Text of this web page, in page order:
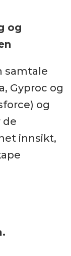
og
samtale
Gyproc og
og
de
innsikt,